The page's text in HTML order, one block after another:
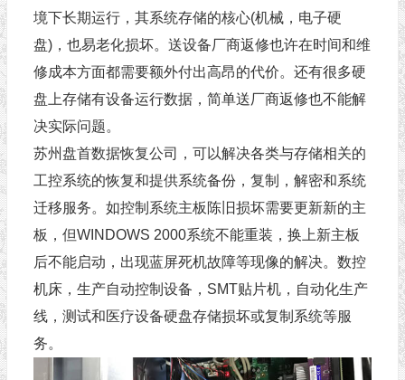
境下长期运行，其系统存储的核心(机械，电子硬
盘)，也易老化损坏。送设备厂商返修也许在时间和维
修成本方面都需要额外付出高昂的代价。还有很多硬
盘上存储有设备运行数据，简单送厂商返修也不能解
决实际问题。
苏州盘首数据恢复公司，可以解决各类与存储相关的
工控系统的恢复和提供系统备份，复制，解密和系统
迁移服务。如控制系统主板陈旧损坏需要更新新的主
板，但WINDOWS 2000系统不能重装，换上新主板
后不能启动，出现蓝屏死机故障等现像的解决。数控
机床，生产自动控制设备，SMT贴片机，自动化生产
线，测试和医疗设备硬盘存储损坏或复制系统等服
务。